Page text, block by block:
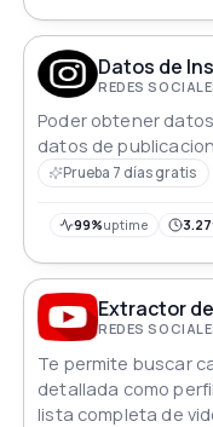
Datos de
REDES
Poder obtener
datos de
Prueba 7 días gratis
99%uptime
Extractor
REDES
Te permite buscar
detallada como
lista completa de